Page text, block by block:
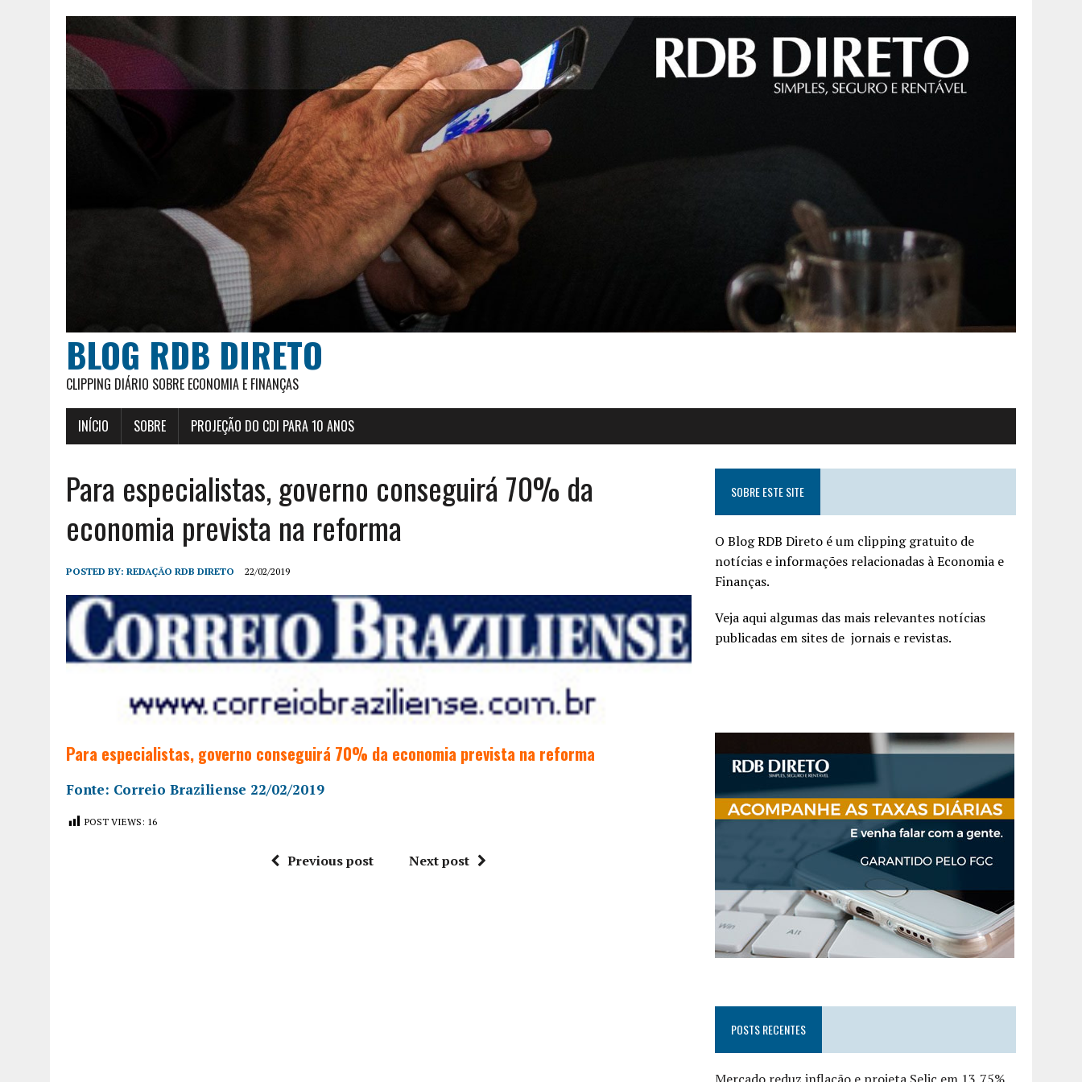
BLOG RDB DIRETO
CLIPPING DIÁRIO SOBRE ECONOMIA E FINANÇAS
INÍCIO SOBRE PROJEÇÃO DO CDI PARA 10 ANOS
Para especialistas, governo conseguirá 70% da
economia prevista na reforma
POSTED BY: REDAÇÃO RDB DIRETO 22/02/2019
Para especialistas, governo conseguirá 70% da economia prevista na reforma
Fonte: Correio Braziliense 22/02/2019
POST VIEWS: 16
Previous post Next post
SOBRE ESTE SITE
O Blog RDB Direto é um clipping gratuito de
notícias e informações relacionadas à Economia e
Finanças.
Veja aqui algumas das mais relevantes notícias
publicadas em sites de jornais e revistas.
POSTS RECENTES